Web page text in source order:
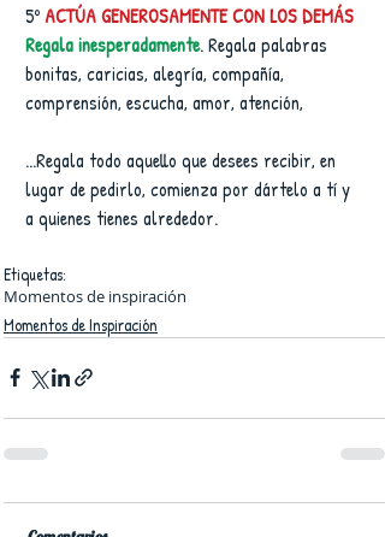
5º ACTÚA GENEROSAMENTE CON LOS DEMÁS
Regala inesperadamente. Regala palabras
bonitas, caricias, alegría, compañía,
comprensión, escucha, amor, atención,
...Regala todo aquello que desees recibir, en
lugar de pedirlo, comienza por dártelo a tí y
a quienes tienes alrededor.
Etiquetas:
Momentos de inspiración
Momentos de Inspiración